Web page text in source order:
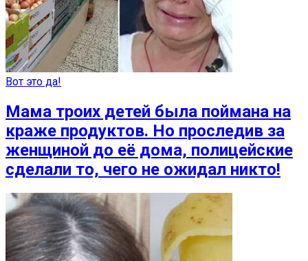
Вот это да!
Мама троих детей была поймана на
краже продуктов. Но проследив за
женщиной до её дома, полицейские
сделали то, чего не ожидал никто!